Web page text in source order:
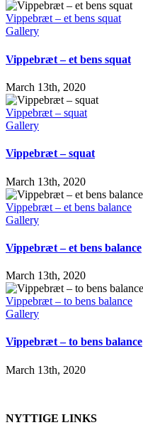
Vippebræt – et bens squat
Gallery
Vippebræt – et bens squat
March 13th, 2020
Vippebræt – squat
Gallery
Vippebræt – squat
March 13th, 2020
Vippebræt – et bens balance
Gallery
Vippebræt – et bens balance
March 13th, 2020
Vippebræt – to bens balance
Gallery
Vippebræt – to bens balance
March 13th, 2020
NYTTIGE LINKS